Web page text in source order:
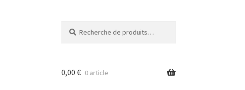
pour :
0,00 € 0 article